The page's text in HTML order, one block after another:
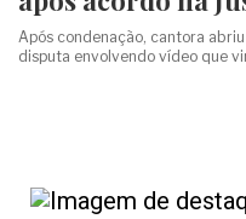
Após condenação, cantora
disputa envolvendo vídeo que